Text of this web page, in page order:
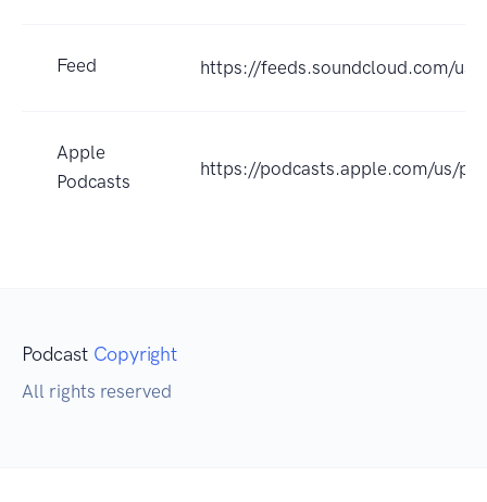
Feed https://feeds.soundcloud.com/
Apple
Podcasts
https://podcasts.apple.com/us/
Podcast Copyright
All rights reserved